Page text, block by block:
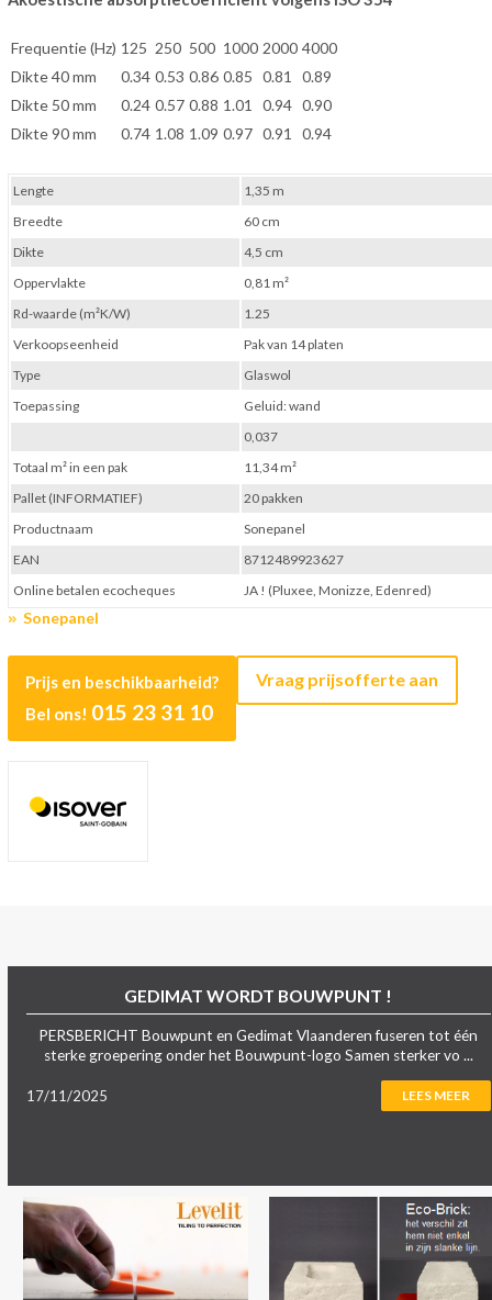
Frequentie (Hz) 125 250 500 1000 2000 4000
Dikte 40 mm
0.34 0.53 0.86 0.85 0.81
0.89
Dikte 50 mm
0.24 0.57 0.88 1.01 0.94 0.90
Dikte 90 mm
0.74 1.08 1.09 0.97 0.91 0.94
Sonepanel
Prijs en beschikbaarheid?
Bel ons! 015 23 31 10
Vraag prijsofferte aan
Lengte
1,35 m
Breedte
60 cm
Dikte
4,5 cm
Oppervlakte
0,81 m²
Rd-waarde (m²K/W)
1.25
Verkoopseenheid
Pak van 14 platen
Type
Glaswol
Toepassing
Geluid: wand
0,037
Totaal m² in een pak
11,34 m²
Pallet (INFORMATIEF)
20 pakken
Productnaam
Sonepanel
EAN
8712489923627
Online betalen ecocheques
JA ! (Pluxee, Monizze, Edenred)
GEDIMAT WORDT BOUWPUNT !
PERSBERICHT Bouwpunt en Gedimat Vlaanderen fuseren tot één
sterke groepering onder het Bouwpunt-logo Samen sterker vo ...
17/11/2025 LEES MEER